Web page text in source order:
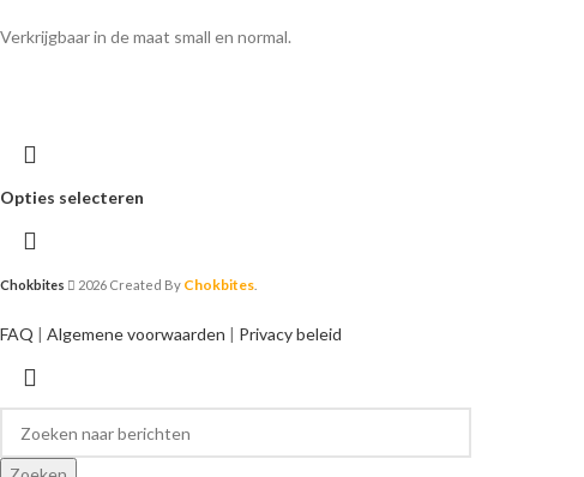
Verkrijgbaar in de maat small en normal.
Opties selecteren
Chokbites 2026 Created By Chokbites
FAQ | Algemene voorwaarden | Privacy beleid